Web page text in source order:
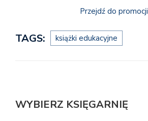
Przejdź do promocji
TAGS: książki edukacyjne
WYBIERZ KSIĘGARNIĘ